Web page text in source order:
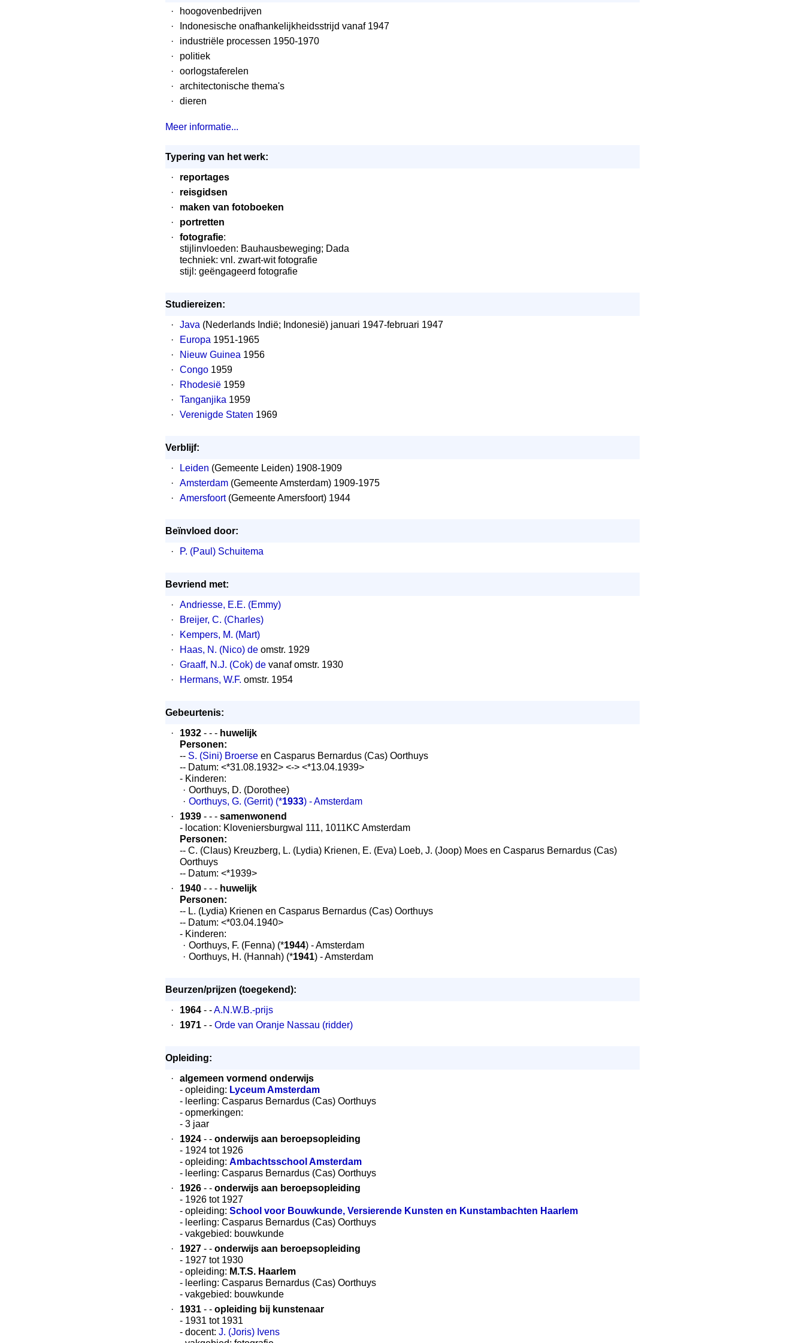
·
hoogovenbedrijven
·
Indonesische onafhankelijkheidsstrijd vanaf 1947
·
industriële processen 1950-1970
·
politiek
·
oorlogstaferelen
·
architectonische thema's
·
dieren
Meer informatie...
Typering van het werk:
·
reportages
·
reisgidsen
·
maken van fotoboeken
·
portretten
·
fotografie:
stijlinvloeden: Bauhausbeweging; Dada
techniek: vnl. zwart-wit fotografie
stijl: geëngageerd fotografie
Studiereizen:
·
Java (Nederlands Indië; Indonesië) januari 1947-februari 1947
·
Europa 1951-1965
·
Nieuw Guinea 1956
·
Congo 1959
·
Rhodesië 1959
·
Tanganjika 1959
·
Verenigde Staten 1969
Verblijf:
·
Leiden (Gemeente Leiden) 1908-1909
·
Amsterdam (Gemeente Amsterdam) 1909-1975
·
Amersfoort(Gemeente Amersfoort) 1944
Beïnvloed door:
·
P. (Paul) Schuitema
Bevriend met:
·
Andriesse, E.E. (Emmy)
·
Breijer, C. (Charles)
·
Kempers, M. (Mart)
·
Haas, N. (Nico) de omstr. 1929
·
Graaff, N.J. (Cok) de vanaf omstr. 1930
·
Hermans, W.F. omstr. 1954
Gebeurtenis:
·
1932 - - - huwelijk
Personen:
-- S. (Sini) Broerse en Casparus Bernardus (Cas) Oorthuys
-- Datum: <*31.08.1932> <-> <*13.04.1939>
- Kinderen:
· Oorthuys, D. (Dorothee)
· Oorthuys, G. (Gerrit) (*1933) - Amsterdam
·
1939 - - - samenwonend
- location: Kloveniersburgwal 111, 1011KC Amsterdam
Personen:
-- C. (Claus) Kreuzberg, L. (Lydia) Krienen, E. (Eva) Loeb, J. (Joop) Moes en Casparus Bernardus (Cas)
Oorthuys
-- Datum: <*1939>
·
1940 - - - huwelijk
Personen:
-- L. (Lydia) Krienen en Casparus Bernardus (Cas) Oorthuys
-- Datum: <*03.04.1940>
- Kinderen:
· Oorthuys, F. (Fenna) (*1944) - Amsterdam
· Oorthuys, H. (Hannah) (*1941) - Amsterdam
Beurzen/prijzen (toegekend):
·
1964 - -A.N.W.B.-prijs
·
1971 - - Orde van Oranje Nassau (ridder)
Opleiding:
·
algemeen vormend onderwijs
- opleiding: Lyceum Amsterdam
- leerling: Casparus Bernardus (Cas) Oorthuys
- opmerkingen:
- 3 jaar
·
1924 - - onderwijs aan beroepsopleiding
- 1924 tot 1926
- opleiding: Ambachtsschool Amsterdam
- leerling: Casparus Bernardus (Cas) Oorthuys
·
1926 - - onderwijs aan beroepsopleiding
- 1926 tot 1927
- opleiding: School voor Bouwkunde, Versierende Kunsten en Kunstambachten Haarlem
- leerling: Casparus Bernardus (Cas) Oorthuys
- vakgebied: bouwkunde
·
1927 - - onderwijs aan beroepsopleiding
- 1927 tot 1930
- opleiding: M.T.S. Haarlem
- leerling: Casparus Bernardus (Cas) Oorthuys
- vakgebied: bouwkunde
·
1931 - - opleiding bij kunstenaar
- 1931 tot 1931
- docent: J. (Joris) Ivens